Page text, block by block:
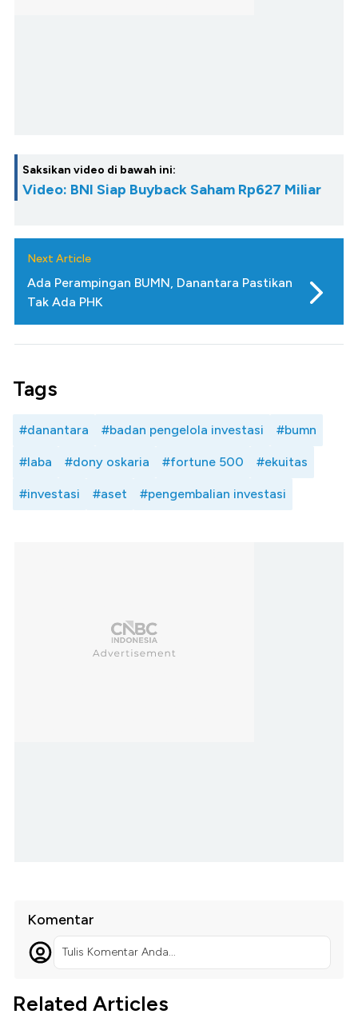
Saksikan video di bawah ini:
Video: BNI Siap Buyback Saham Rp627 Miliar
Next Article
Ada Perampingan BUMN, Danantara Pastikan
Tak Ada PHK
Tags
#danantara #badan pengelola investasi #bumn
#laba #dony oskaria #fortune 500 #ekuitas
#investasi #aset #pengembalian investasi
Komentar
Tulis Komentar Anda...
Related Articles